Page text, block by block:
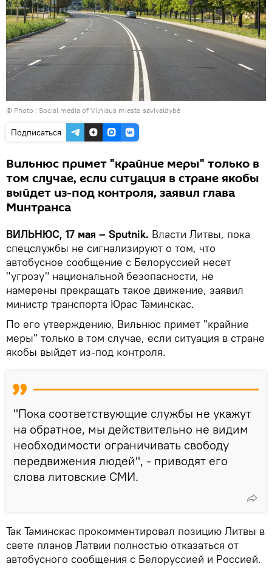
© Photo : Social media of Vilniaus miesto savivaldybė
Подписаться
Вильнюс примет "крайние меры" только в
том случае, если ситуация в стране якобы
выйдет из-под контроля, заявил глава
Минтранса
ВИЛЬНЮС, 17 мая – Sputnik. Власти Литвы, пока
спецслужбы не сигнализируют о том, что
автобусное сообщение с Белоруссией несет
"угрозу" национальной безопасности, не
намерены прекращать такое движение, заявил
министр транспорта Юрас Таминскас.
По его утверждению, Вильнюс примет "крайние
меры" только в том случае, если ситуация в стране
якобы выйдет из-под контроля.
"Пока соответствующие службы не укажут
на обратное, мы действительно не видим
необходимости ограничивать свободу
передвижения людей", - приводят его
слова литовские СМИ.
Так Таминскас прокомментировал позицию Литвы в
свете планов Латвии полностью отказаться от
автобусного сообщения с Белоруссией и Россией.